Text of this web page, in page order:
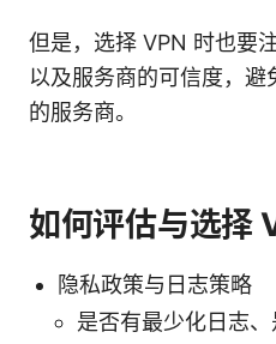
但是，选择 VPN 时也要
以及服务商的可信度，
的服务商。
如何评估与选择
隐私政策与日志策略
是否有最少化日志